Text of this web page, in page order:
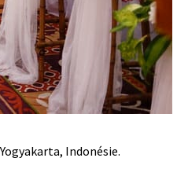
Indonésie.